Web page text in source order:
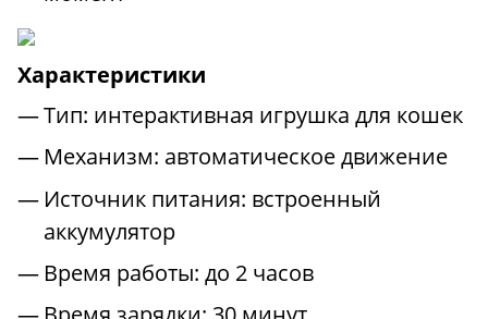
Характеристики
Тип: интерактивная игрушка для кошек
Механизм: автоматическое движение
Источник питания: встроенный
аккумулятор
Время работы: до 2 часов